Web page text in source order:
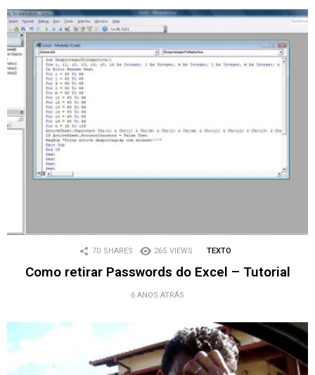
70 SHARES 265 VIEWS TEXTO
Como retirar Passwords do Excel – Tutorial
6 ANOS ATRÁS